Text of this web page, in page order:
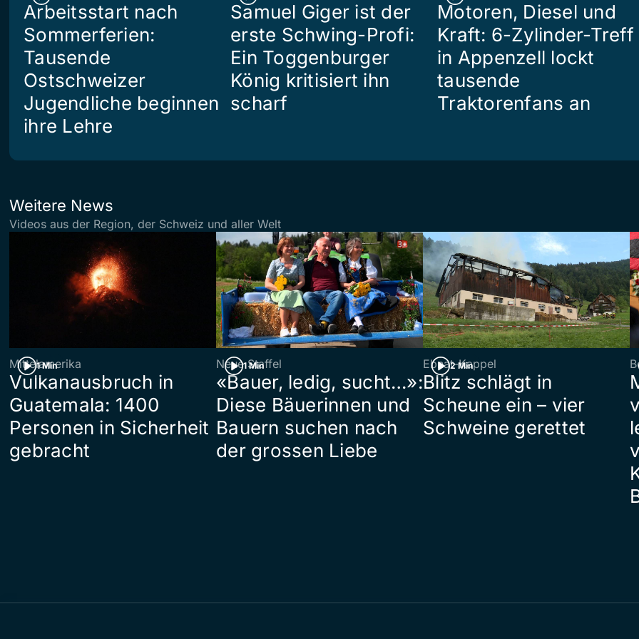
Arbeitsstart nach
Sommerferien:
Tausende
Ostschweizer
Jugendliche beginnen
ihre Lehre
Samuel Giger ist der
erste Schwing-Profi:
Ein Toggenburger
König kritisiert ihn
scharf
Motoren, Diesel und
Kraft: 6-Zylinder-Treff
in Appenzell lockt
tausende
Traktorenfans an
Weitere News
Videos aus der Region, der Schweiz und aller Welt
1 Min
Mittelamerika
Vulkanausbruch in
Guatemala: 1400
Personen in Sicherheit
gebracht
1 Min
Neue Staffel
«Bauer, ledig, sucht…»:
Diese Bäuerinnen und
Bauern suchen nach
der grossen Liebe
2 Min
Ebnat-Kappel
Blitz schlägt in
Scheune ein – vier
Schweine gerettet